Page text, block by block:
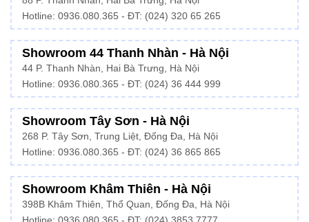
Hotline: 0936.080.365 - ĐT: (024) 320 65 265
Showroom 44 Thanh Nhàn - Hà Nội
44 P. Thanh Nhàn, Hai Bà Trưng, Hà Nội
Hotline: 0936.080.365 - ĐT: (024) 36 444 999
Showroom Tây Sơn - Hà Nội
268 P. Tây Sơn, Trung Liệt, Đống Đa, Hà Nội
Hotline: 0936.080.365 - ĐT: (024) 36 865 865
Showroom Khâm Thiên - Hà Nội
398B Khâm Thiên, Thổ Quan, Đống Đa, Hà Nội